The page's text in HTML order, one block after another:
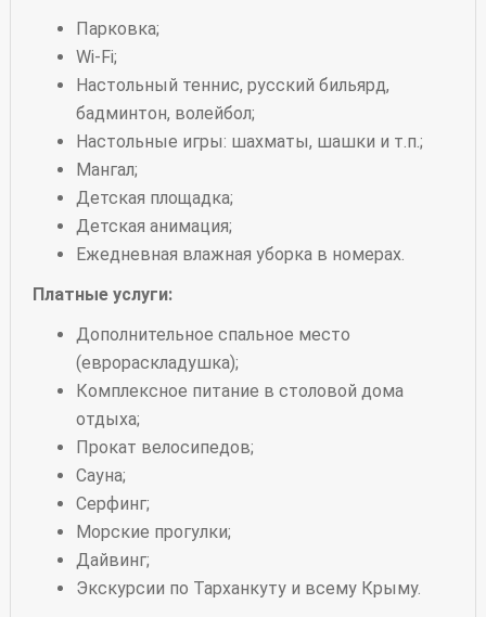
Парковка;
Wi-Fi;
Настольный теннис, русский бильярд,
бадминтон, волейбол;
Настольные игры: шахматы, шашки и т.п.;
Мангал;
Детская площадка;
Детская анимация;
Ежедневная влажная уборка в номерах.
Платные услуги:
Дополнительное спальное место
(еврораскладушка);
Комплексное питание в столовой дома
отдыха;
Прокат велосипедов;
Сауна;
Серфинг;
Морские прогулки;
Дайвинг;
Экскурсии по Тарханкуту и всему Крыму.